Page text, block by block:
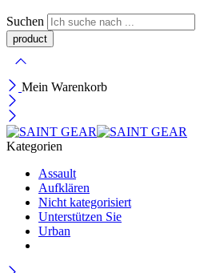
Suchen
Mein Warenkorb
Kategorien
Assault
Aufklären
Nicht kategorisiert
Unterstützen Sie
Urban